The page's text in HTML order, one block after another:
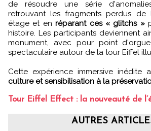
de résoudre une série
retrouvant les fragments perdus
étage et enréparant ces « glitchs »
histoire. Les participants deviennent
monument, avec pour point
spectaculaire autour de la tour Eiffel
Cette expérience immersive inédite
culture et sensibilisation à la
Tour Eiffel Effect : la nouveauté de
AUTRES